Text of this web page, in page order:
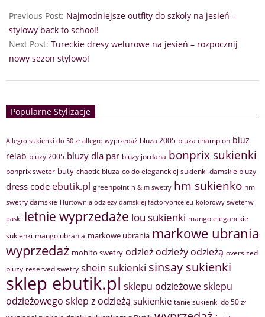
Previous Post: Najmodniejsze outfity do szkoły na jesień –
stylowy back to school!
Next Post: Tureckie dresy welurowe na jesień – rozpocznij
nowy sezon stylowo!
Popularne Stylizacje
Allegro sukienki do 50 zł allegro wyprzedaż bluza 2005 bluza champion bluz
relab bluzy 2005 bluzy dla par bluzy jordana bonprix sukienki
bonprix sweter buty chaotic bluza co do eleganckiej sukienki damskie bluzy
dress code ebutik.pl greenpoint h & m swetry hm sukienko hm
swetry damskie Hurtownia odzieży damskiej factoryprice.eu kolorowy sweter w
paski letnie wyprzedaże lou sukienki mango eleganckie
sukienki mango ubrania markowe ubrania markowe ubrania
wyprzedaż mohito swetry odzież odzieży odzieżą oversized
bluzy reserved swetry shein sukienki sinsay sukienki
sklep ebutik.pl sklepu odzieżowesklepu
odzieżowego sklep z odzieżą sukienkie tanie sukienki do 50 zł